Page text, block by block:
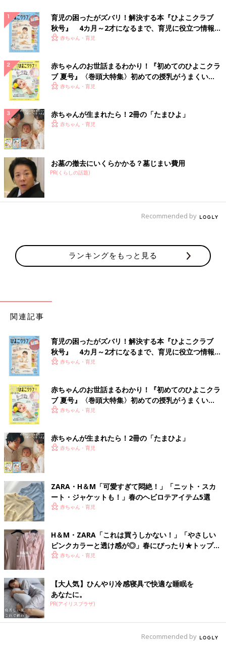
育児の困ったがズバリ！解決する本『ひよこクラブ
秋号』 4カ月～2才になるまで、育児に役立つ情報が
いっぱい！
赤ちゃん・育児
赤ちゃんのお世話まるわかり！『初めてのひよこクラ
ブ 夏号』〈巻頭大特集〉初めての授乳がうまくい
く！ おっぱい・ミルクの基本と夏のトラブル 解決テ
赤ちゃん・育児
赤ちゃんが生まれたら！2冊の「たまひよ」
赤ちゃん・育児
お墓の撤去にいくらかかる？墓じまい費用
PR(くらしの話題)
Recommended by
ランキングをもっと見る
関連記事
育児の困ったがズバリ！解決する本『ひよこクラブ
秋号』 4カ月～2才になるまで、育児に役立つ情報が
いっぱい！
赤ちゃん・育児
赤ちゃんのお世話まるわかり！『初めてのひよこクラ
ブ 夏号』〈巻頭大特集〉初めての授乳がうまくい
く！ おっぱい・ミルクの基本と夏のトラブル 解決テ
赤ちゃん・育児
赤ちゃんが生まれたら！2冊の「たまひよ」
赤ちゃん・育児
ZARA・H＆М「可愛すぎて悶絶！」「ニット・スカ
ート・ジャケットも！」春のヘビロテアイテム5選
赤ちゃん・育児
H＆М・ZARA「これは買うしかない！」「やさしい
ピンクカラーと透け感が◎」春にぴったり★トップス
4選赤ちゃん・育児
【大人気】ひんやり冷感寝具で快適な睡眠を
あなたに。
PR(アイリスプラザ)
Recommended by